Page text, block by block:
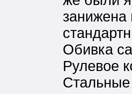
Обивка
Рулевое
Стальные